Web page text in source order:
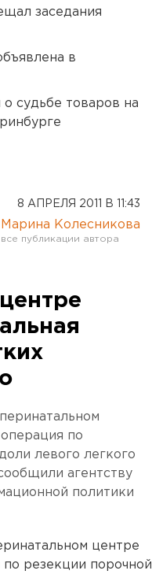
заседания
в
судьбе товаров на
8 АПРЕЛЯ 2011 В 11:43
Марина Колесникова
по
левого легкого
агентству
политики
центре
резекции порочной